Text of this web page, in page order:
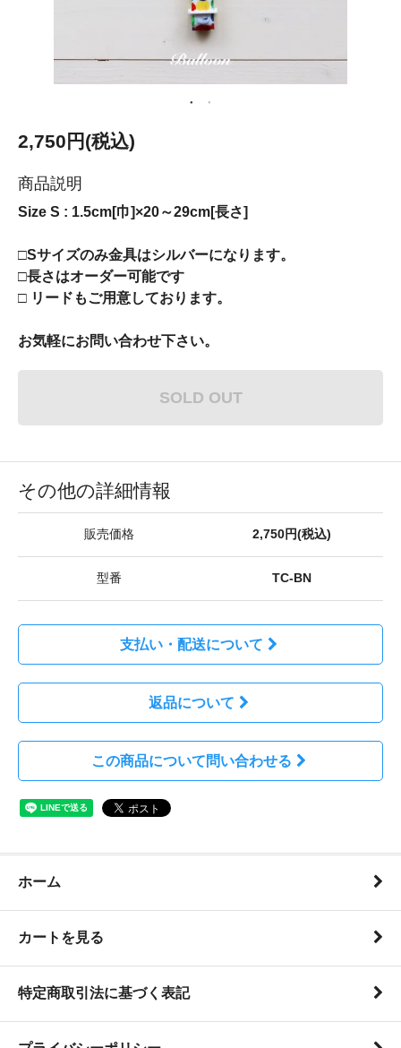
2,750円(税込)
商品説明
Size S : 1.5cm[巾]×20～29cm[長さ]
□Sサイズのみ金具はシルバーになります。
□長さはオーダー可能です
□ リードもご用意しております。
お気軽にお問い合わせ下さい。
SOLD OUT
その他の詳細情報
販売価格 2,750円(税込)
型番 TC-BN
支払い・配送について
返品について
この商品について問い合わせる
ホーム
カートを見る
特定商取引法に基づく表記